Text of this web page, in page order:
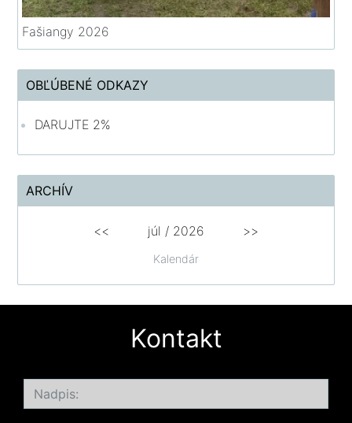
Fašiangy 2026
OBĽÚBENÉ ODKAZY
DARUJTE 2%
ARCHÍV
Kalendár
<< júl / 2026 >>
Kontakt